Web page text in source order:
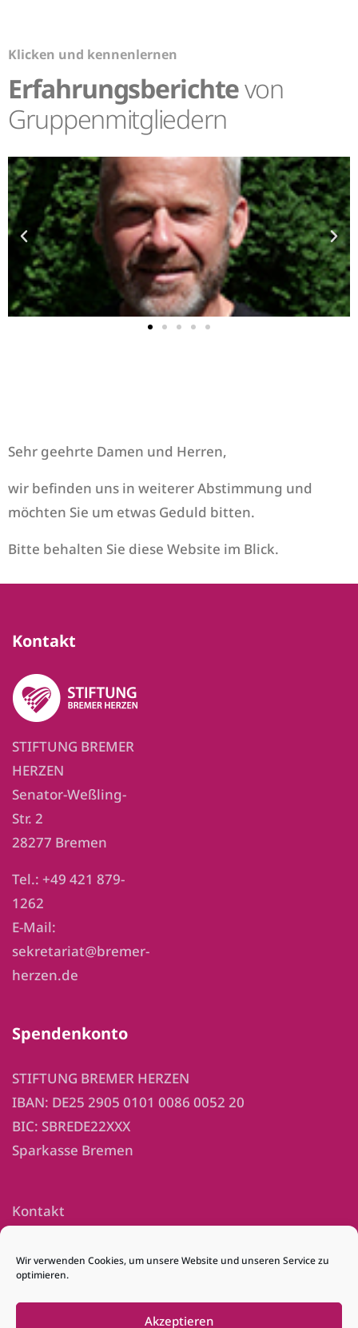
Wir verwenden Cookies, um unsere Website und unseren Service zu
optimieren.
Akzeptieren
Klicken und kennenlernen
Erfahrungsberichtevon
Gruppenmitgliedern
Sehr geehrte Damen und Herren,
wir befinden uns in weiterer Abstimmung und
möchten Sie um etwas Geduld bitten.
Bitte behalten Sie diese Website im Blick.
Kontakt
STIFTUNG BREMER
HERZEN
Senator-Weßling-
Str. 2
28277 Bremen
Tel.: +49 421 879-
1262
E-Mail:
sekretariat@bremer-
herzen.de
Spendenkonto
STIFTUNG BREMER HERZEN
IBAN: DE25 2905 0101 0086 0052 20
BIC: SBREDE22XXX
Sparkasse Bremen
Kontakt
Datenschutz